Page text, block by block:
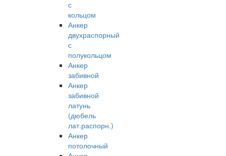
с
кольцом
Анкер
двухраспорный
с
полукольцом
Анкер
забивной
Анкер
забивной
латунь
(дюбель
лат.распорн.)
Анкер
потолочный